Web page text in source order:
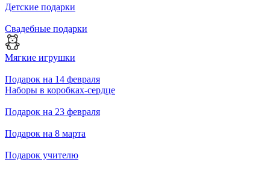
Детские подарки
Свадебные подарки
Мягкие игрушки
Подарок на 14 февраля
Наборы в коробках-сердце
Подарок на 23 февраля
Подарок на 8 марта
Подарок учителю